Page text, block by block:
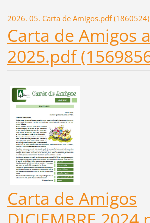
2026. 05. Carta de Amigos.pdf (1860524)
Carta de Amigos
2025.pdf
Carta de Amigos